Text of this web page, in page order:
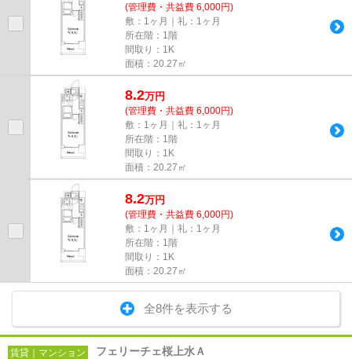
(管理費・共益費 6,000円)
敷：1ヶ月｜礼：1ヶ月
所在階：1階
間取り：1K
面積：20.27㎡
8.2万円
(管理費・共益費 6,000円)
敷：1ヶ月｜礼：1ヶ月
所在階：1階
間取り：1K
面積：20.27㎡
8.2万円
(管理費・共益費 6,000円)
敷：1ヶ月｜礼：1ヶ月
所在階：1階
間取り：1K
面積：20.27㎡
全8件を表示する
賃貸｜マンション フェリーチェ桜上水Ａ